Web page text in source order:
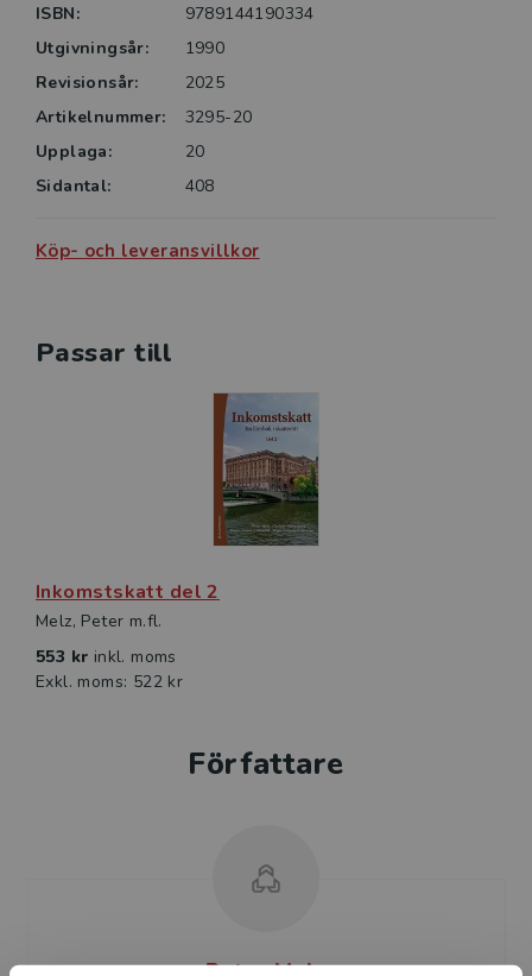
ISBN:
9789144190334
Utgivningsår:
1990
Revisionsår:
2025
Artikelnummer:
3295-20
Upplaga:
20
Sidantal:
408
Köp- och leveransvillkor
Passar till
Inkomstskatt del 2
Melz, Peter m.fl.
553 kr inkl. moms
Exkl. moms: 522 kr
Författare